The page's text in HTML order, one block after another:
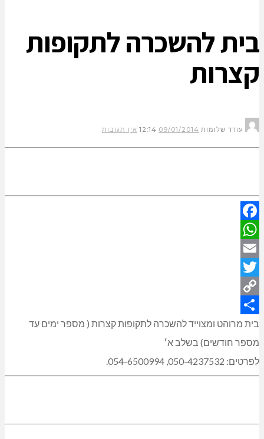
בית להשכרה לתקופות
קצרות
עודד שלומות 09/01/2014
12:14 אין תגובות
Facebook
WhatsApp
Email
Twitter
Copy
Link
Share
בית מרוהט ומצוייד להשכרה לתקופות קצרות ( מספר ימים עד
מספר חודשים) בשלב א׳
לפרטים: 050-4237532, 054-6500994.